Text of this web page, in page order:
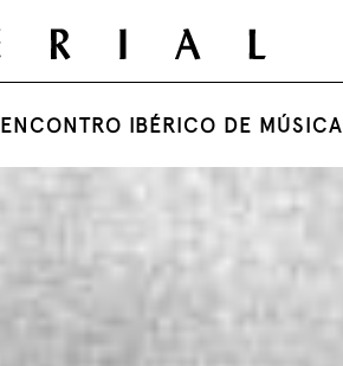
ENCONTRO IBÉRICO DE MÚSICA